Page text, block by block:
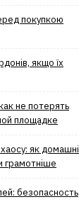
покупкою
якщо їх
не потерять
площадке
як домашні
грамотніше
безопасность